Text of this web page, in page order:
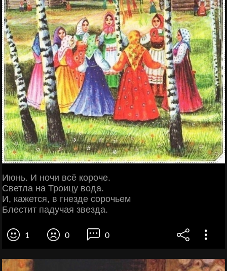
Июнь. И ночи всё короче.
Светла на Троицу вода.
И, кажется, в гнезде сорочьем
Блестит падучая звезда.
1 0 0